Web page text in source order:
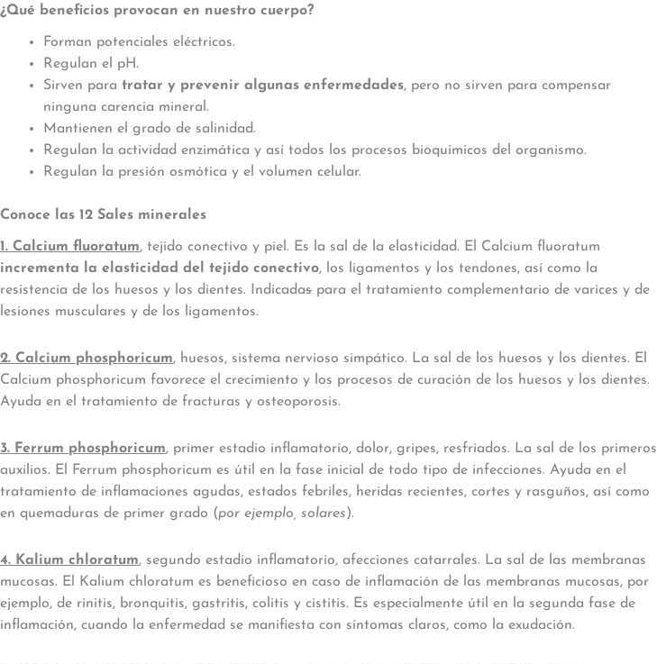
¿Qué beneficios provocan en nuestro cuerpo?
Forman potenciales eléctricos.
Regulan el pH.
Sirven para tratar y prevenir algunas enfermedades, pero no sirven para compensar
ninguna carencia mineral.
Mantienen el grado de salinidad.
Regulan la actividad enzimática y así todos los procesos bioquímicos del organismo.
Regulan la presión osmótica y el volumen celular.
Conoce las 12 Sales minerales
1. Calcium fluoratum, tejido conectivo y piel. Es la sal de la elasticidad. El Calcium fluoratum
incrementa la elasticidad del tejido conectivo, los ligamentos y los tendones, así como la
resistencia de los huesos y los dientes. Indicadas para el tratamiento complementario de varices y de
lesiones musculares y de los ligamentos.
2. Calcium phosphoricum, huesos, sistema nervioso simpático. La sal de los huesos y los dientes. El
Calcium phosphoricum favorece el crecimiento y los procesos de curación de los huesos y los dientes.
Ayuda en el tratamiento de fracturas y osteoporosis.
3. Ferrum phosphoricum, primer estadio inflamatorio, dolor, gripes, resfriados. La sal de los primeros
auxilios. El Ferrum phosphoricum es útil en la fase inicial de todo tipo de infecciones. Ayuda en el
tratamiento de inflamaciones agudas, estados febriles, heridas recientes, cortes y rasguños, así como
en quemaduras de primer grado (por ejemplo, solares).
4. Kalium chloratum, segundo estadio inflamatorio, afecciones catarrales. La sal de las membranas
mucosas. El Kalium chloratum es beneficioso en caso de inflamación de las membranas mucosas, por
ejemplo, de rinitis, bronquitis, gastritis, colitis y cistitis. Es especialmente útil en la segunda fase de
inflamación, cuando la enfermedad se manifiesta con síntomas claros, como la exudación.